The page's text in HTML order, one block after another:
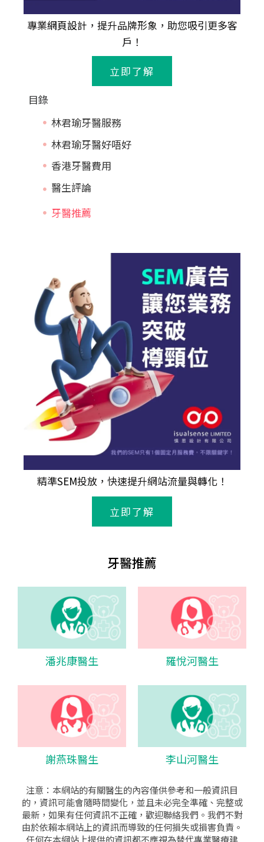
專業網頁設計 ，提升品牌形象，助您吸引更多客
戶！
立即了解
目錄
林君瑜牙醫服務
林君瑜牙醫好唔好
香港牙醫費用
牙醫推薦
精準SEM投放，快速提升網站流量與轉化！
立即了解
牙醫推薦
潘兆康醫生 羅悅河醫生
謝燕珠醫生 李山河醫生
注意：本網站的有關醫生的內容僅供參考和一般資訊目
的，資訊可能會隨時間變化，並且未必完全準確、完整或
最新，如果有任何資訊不正確，歡迎聯絡我們。我們不對
由於依賴本網站上的資訊而導致的任何損失或損害負責。
任何在本網站上提供的資訊都不應視為替代專業醫療建